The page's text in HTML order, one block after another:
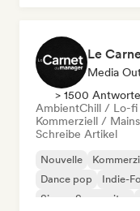
Le
Media
> 1500
AmbientChill / Lo-fi
Kommerziell /
Schreibe Artikel
Nouvelle
Dance pop
Indie-
Singer-Songwriter